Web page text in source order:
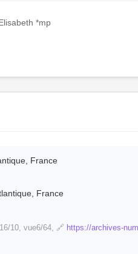
*mp
France
France
10, vue6/64, 🔗 https://archives-